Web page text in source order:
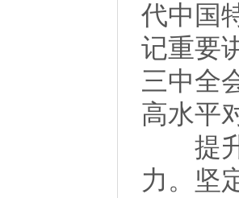
代中国
记重要
三中全
高水平
提升
力。坚